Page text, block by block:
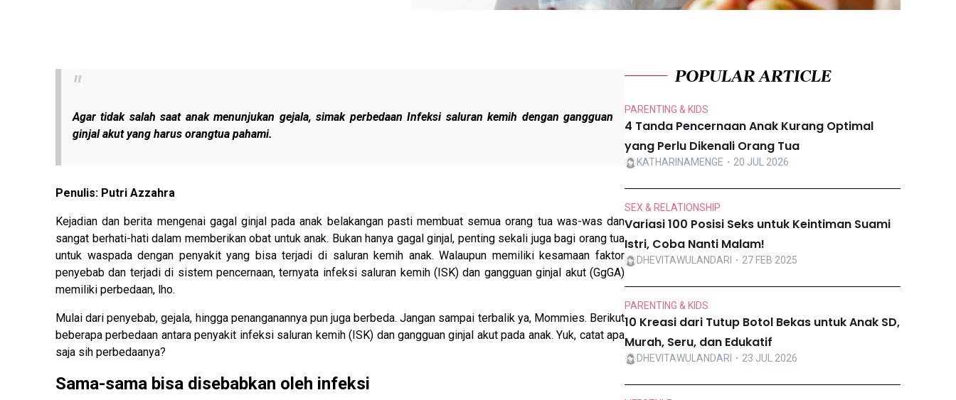
Agar tidak salah saat anak menunjukan gejala, simak perbedaan Infeksi saluran kemih dengan gangguan
ginjal akut yang harus orangtua pahami.
Penulis: Putri Azzahra
Kejadian dan berita mengenai gagal ginjal pada anak belakangan pasti membuat semua orang tua was-was dan
sangat berhati-hati dalam memberikan obat untuk anak. Bukan hanya gagal ginjal, penting sekali juga bagi orang tua
untuk waspada dengan penyakit yang bisa terjadi di saluran kemih anak. Walaupun memiliki kesamaan faktor
penyebab dan terjadi di sistem pencernaan, ternyata infeksi saluran kemih (ISK) dan gangguan ginjal akut (GgGA)
memiliki perbedaan, lho.
Mulai dari penyebab, gejala, hingga penanganannya pun juga berbeda. Jangan sampai terbalik ya, Mommies. Berikut
beberapa perbedaan antara penyakit infeksi saluran kemih (ISK) dan gangguan ginjal akut pada anak. Yuk, catat apa
saja sih perbedaanya?
Sama-sama bisa disebabkan oleh infeksi
POPULAR ARTICLE
PARENTING & KIDS
4 Tanda Pencernaan Anak Kurang Optimal
yang Perlu Dikenali Orang Tua
KATHARINAMENGE ・20 JUL 2026
SEX & RELATIONSHIP
Variasi 100 Posisi Seks untuk Keintiman Suami
Istri, Coba Nanti Malam!
DHEVITAWULANDARI ・27 FEB 2025
PARENTING & KIDS
10 Kreasi dari Tutup Botol Bekas untuk Anak SD,
Murah, Seru, dan Edukatif
DHEVITAWULANDARI ・23 JUL 2026